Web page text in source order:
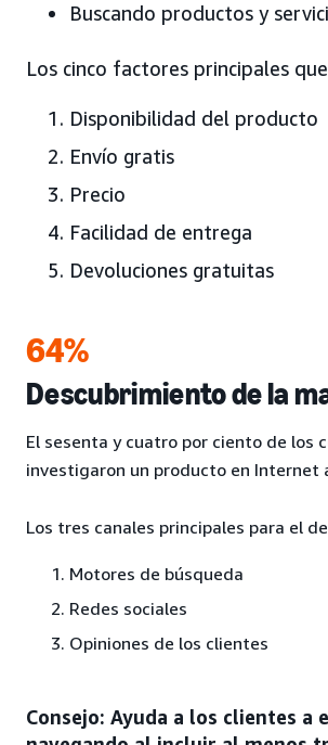
Buscando productos y
Los cinco factores principales
Disponibilidad del producto
Envío gratis
Precio
Facilidad de entrega
Devoluciones gratuitas
64%
Descubrimiento de la
El sesenta y cuatro por ciento de los
investigaron un producto en Internet
Los tres canales principales para el
Motores de búsqueda
Redes sociales
Opiniones de los clientes
Consejo: Ayuda a los clientes